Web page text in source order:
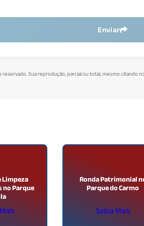
Enviar
Sua reprodução, parcial ou total, mesmo citando
Parque
Ronda Patrimonial
Parque do Carmo
Saiba Mais